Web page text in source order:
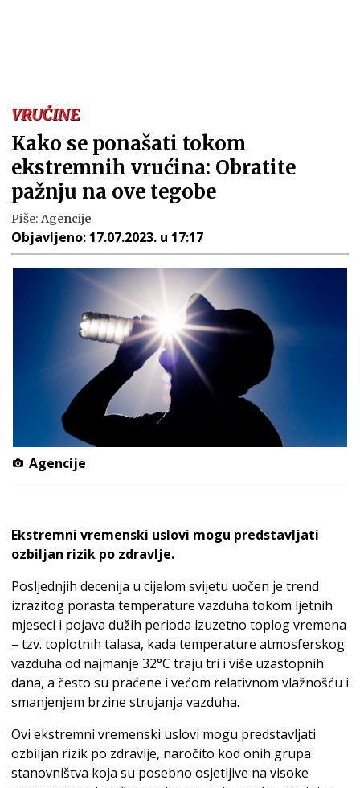
VRUĆINE
Kako se ponašati tokom
ekstremnih vrućina: Obratite
pažnju na ove tegobe
Piše: Agencije
Objavljeno: 17.07.2023. u 17:17
Agencije
Ekstremni vremenski uslovi mogu predstavljati
ozbiljan rizik po zdravlje.
Posljednjih decenija u cijelom svijetu uočen je trend
izrazitog porasta temperature vazduha tokom ljetnih
mjeseci i pojava dužih perioda izuzetno toplog vremena
– tzv. toplotnih talasa, kada temperature atmosferskog
vazduha od najmanje 32°C traju tri i više uzastopnih
dana, a često su praćene i većom relativnom vlažnošću i
smanjenjem brzine strujanja vazduha.
Ovi ekstremni vremenski uslovi mogu predstavljati
ozbiljan rizik po zdravlje, naročito kod onih grupa
stanovništva koja su posebno osjetljive na visoke